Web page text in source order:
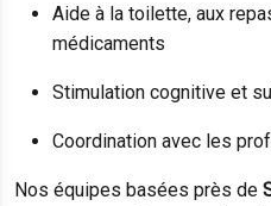
Aide à la toilette, aux
médicaments
Stimulation cognitive et
Coordination avec les
Nos équipes basées près de